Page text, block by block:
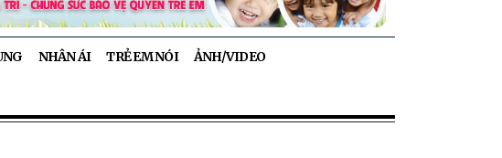
NHÂN ÁI TRẺ EM NÓI ẢNH/VIDEO